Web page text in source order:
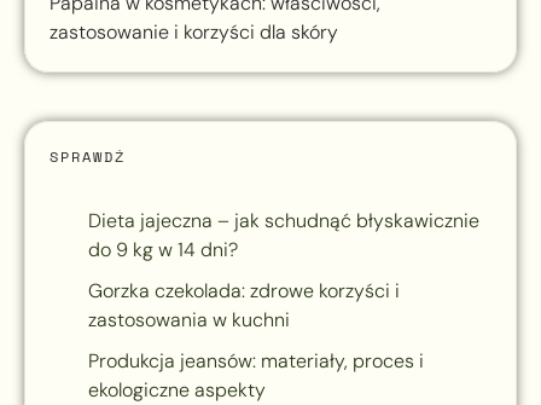
zastosowanie i korzyści dla skóry
SPRAWDŹ
Dieta jajeczna – jak schudnąć błyskawicznie
do 9 kg w 14 dni?
Gorzka czekolada: zdrowe korzyści i
zastosowania w kuchni
Produkcja jeansów: materiały, proces i
ekologiczne aspekty